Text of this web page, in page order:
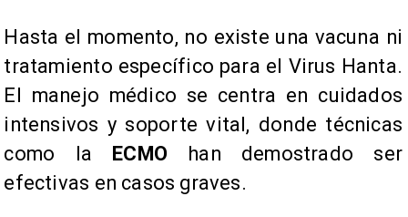
Hasta el momento, no existe una vacuna ni
tratamiento específico para el Virus Hanta.
El manejo médico se centra en cuidados
intensivos y soporte vital, donde técnicas
como la ECMO han demostrado ser
efectivas en casos graves.